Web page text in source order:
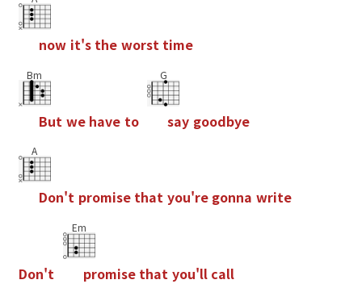
now it's the worst time
Bm
But we have to
G
say goodbye
A
Don't promise that you're gonna write
Don't
Em
promise that you'll call